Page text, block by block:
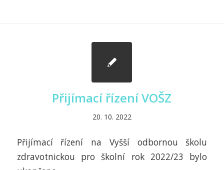
Přijímací řízení VOŠZ
20. 10. 2022
Přijímací řízení na Vyšší odbornou školu
zdravotnickou pro školní rok 2022/23 bylo